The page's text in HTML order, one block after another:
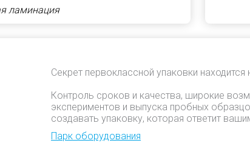
ламинация
Секрет первоклассной упаковки
Контроль сроков и качества, широкие
экспериментов и выпуска пробных
создавать упаковку, которая ответит
Парк оборудования